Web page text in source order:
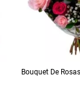
Bouquet De